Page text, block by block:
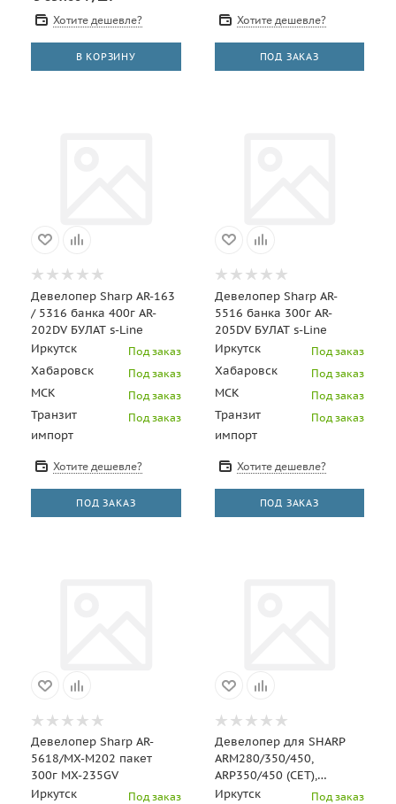
Хотите дешевле?
В КОРЗИНУ
Хотите дешевле?
ПОД ЗАКАЗ
Девелопер Sharp AR-163
/ 5316 банка 400г AR-
202DV БУЛАТ s-Line
Иркутск
Под заказ
Хабаровск Под заказ
МСК Под заказ
Транзит
импорт
Под заказ
Хотите дешевле?
ПОД ЗАКАЗ
Девелопер Sharp AR-
5516 банка 300г AR-
205DV БУЛАТ s-Line
Иркутск
Под заказ
Хабаровск Под заказ
МСК Под заказ
Транзит
импорт
Под заказ
Хотите дешевле?
ПОД ЗАКАЗ
Девелопер Sharp AR-
5618/MX-M202 пакет
300г MX-235GV
Иркутск
Под заказ
Девелопер для SHARP
ARM280/350/450,
ARP350/450 (CET),
CET161007
Иркутск Под заказ